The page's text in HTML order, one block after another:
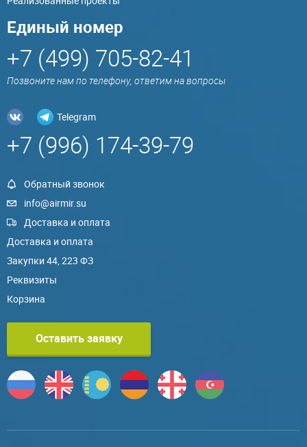
Единый номер
+7 (499) 705-82-41
Позвоните нам по телефону, ответим на вопросы
Telegram
+7 (996) 174-39-79
Обратный звонок
info@airmir.su
Доставка и оплата
Доставка и оплата
Закупки 44, 223 ФЗ
Реквизиты
Корзина
Оставить заявку